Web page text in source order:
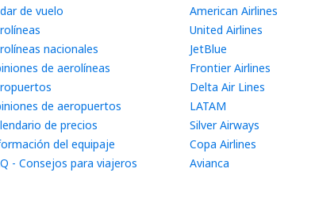
de vuelo
nacionales
de aerolíneas
de aeropuertos
de precios
del equipaje
- Consejos para viajeros
American Airlines
United Airlines
JetBlue
Frontier Airlines
Delta Air Lines
LATAM
Silver Airways
Copa Airlines
Avianca